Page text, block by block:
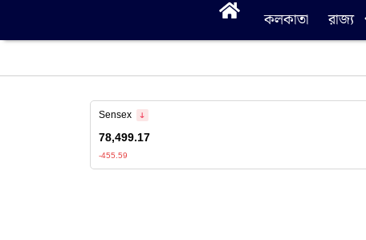
কলকাতা রাজ্য